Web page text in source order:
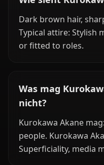
Dark brown hair,
Typical attire: Stylish
or fitted to roles.
Was mag
nicht?
Kurokawa Akane
people. Kurokawa
Superficiality, media